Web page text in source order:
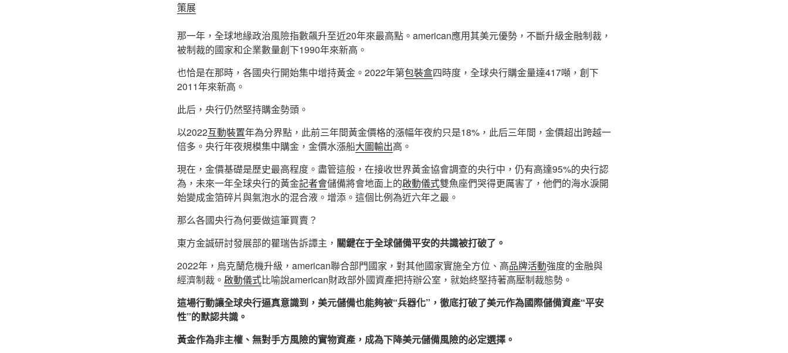
策展
那一年，全球地緣政治風險指數飆升至近20年來最高點。american應用其美元優勢，不斷升級金融制裁，
被制裁的國家和企業數量創下1990年來新高。
也恰是在那時，各國央行開始集中增持黃金。2022年第包裝盒四時度，全球央行購金量達417噸，創下
2011年來新高。
此后，央行仍然堅持購金勢頭。
以2022互動裝置年為分界點，此前三年間黃金價格的漲幅年夜約只是18%，此后三年間，金價超出跨越一
倍多。央行年夜規模集中購金，金價水漲船大圖輸出高。
現在，金價基礎是歷史最高程度。盡管這般，在接收世界黃金協會調查的央行中，仍有高達95%的央行認
為，未來一年全球央行的黃金記者會儲備將會地面上的啟動儀式雙魚座們哭得更厲害了，他們的海水淚開
始變成金箔碎片與氣泡水的混合液。增添。這個比例為近六年之最。
那么各國央行為何要做這筆買賣？
東方金誠研討發展部的瞿瑞告訴譚主， 關鍵在于全球儲備平安的共識被打破了。
2022年，烏克蘭危機升級，american聯合部門國家，對其他國家實施全方位、高品牌活動強度的金融與
經濟制裁。 啟動儀式比喻說american財政部外國資產把持辦公室，就始終堅持著高壓制裁態勢。
這場行動讓全球央行逼真意識到，美元儲備也能夠被“兵器化”，徹底打破了美元作為國際儲備資產“平安
性”的默認共識。
黃金作為非主權、無對手方風險的實物資產，成為下降美元儲備風險的必定選擇。